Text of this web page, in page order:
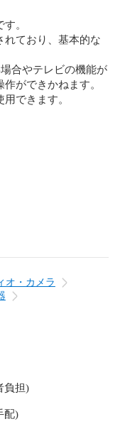
。
れており、基本的な
合やテレビの機能が
ができかねます。
できます。
49U4020 FL-
FL-65UP520
オ・カメラ
負担)
配)